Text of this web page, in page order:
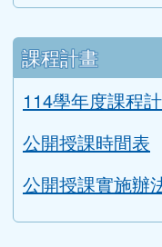
課程計畫
114學年度課程
公開授課時間表
公開授課實施辦